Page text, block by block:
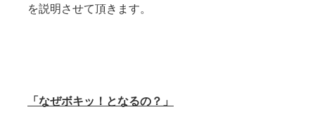
を説明させて頂きます。
「なぜボキッ！となるの？」